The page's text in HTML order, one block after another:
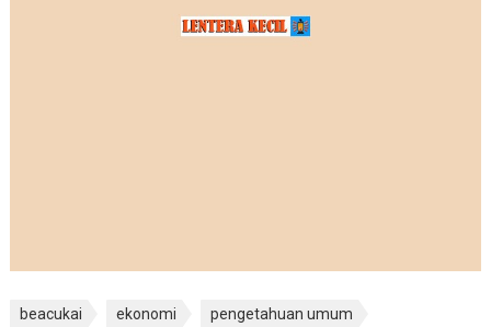
beacukai ekonomi pengetahuan umum